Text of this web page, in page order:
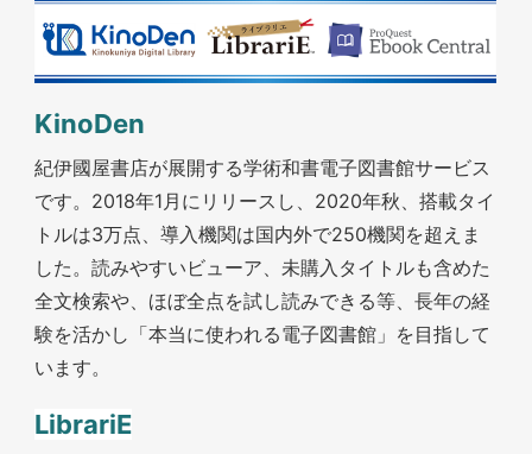
KinoDen
紀伊國屋書店が展開する学術和書電子図書館サービス
です。2018年1月にリリースし、2020年秋、搭載タイ
トルは3万点、導入機関は国内外で250機関を超えま
した。読みやすいビューア、未購入タイトルも含めた
全文検索や、ほぼ全点を試し読みできる等、長年の経
験を活かし「本当に使われる電子図書館」を目指して
います。
LibrariE